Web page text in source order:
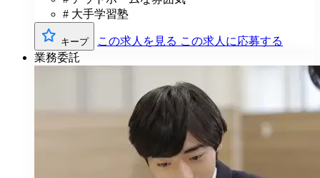
# 大手学習塾
キープ この求人を見る この求人に応募する
業務委託